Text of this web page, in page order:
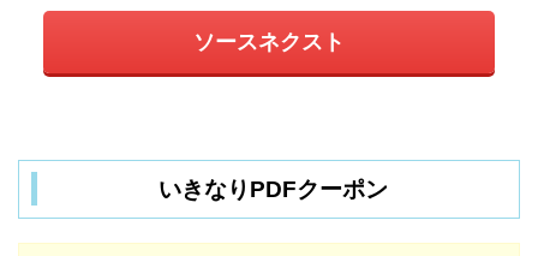
ソースネクスト
いきなりPDFクーポン